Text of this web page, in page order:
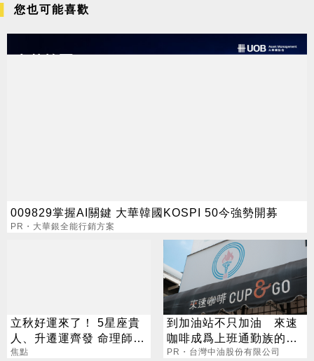
您也可能喜歡
009829掌握AI關鍵 大華韓國KOSPI 50今強勢開募
PR・大華銀全能行銷方案
立秋好運來了！ 5星座貴
人、升遷運齊發 命理師：
把握黃金轉運期
焦點
到加油站不只加油 來速
咖啡成爲上班通勤族的新
選擇
PR・台灣中油股份有限公司